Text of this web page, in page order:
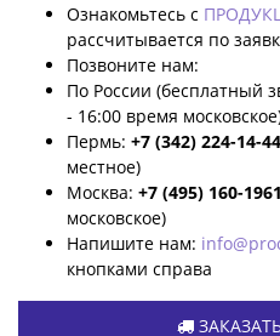
Ознакомьтесь с
рассчитывается по
Позвоните нам:
По России (бесплатный
- 16:00 время
Пермь: +7 (342) 224-14-44
местное)
Москва: +7 (495) 160-1961
московское)
Напишите нам:
кнопками справа